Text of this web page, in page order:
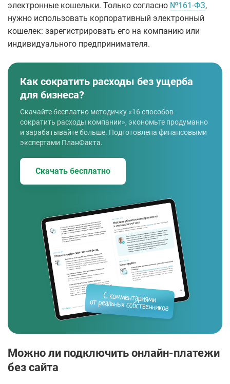
электронные кошельки. Только согласно №161-ФЗ,
нужно использовать корпоративный электронный
кошелек: зарегистрировать его на компанию или
индивидуального предпринимателя.
Как сократить расходы без ущерба
для бизнеса?
Скачайте бесплатно методичку «16 способов
сократить расходы компании», экономьте продуманно
и зарабатывайте больше. Подготовлена финансовыми
экспертами ПланФакта.
Скачать бесплатно
Можно ли подключить онлайн-платежи
без сайта